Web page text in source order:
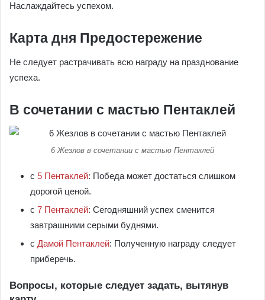
Наслаждайтесь успехом.
Карта дня Предостережение
Не следует растрачивать всю награду на празднование
успеха.
В сочетании с мастью Пентаклей
6 Жезлов в сочетании с мастью Пентаклей
с 5 Пентаклей: Победа может достаться слишком
дорогой ценой.
с 7 Пентаклей: Сегодняшний успех сменится
завтрашними серыми буднями.
с Дамой Пентаклей: Полученную награду следует
приберечь.
Вопросы, которые следует задать, вытянув